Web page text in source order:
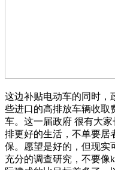
这边补贴电动车的同时，
些进口的高排放车辆收取
车。这一届政府 很有大
排更好的生活，不单要居
保。愿望是好的，但现实
充分的调查研究，不要像